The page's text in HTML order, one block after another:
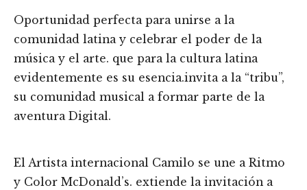
Oportunidad perfecta para unirse a la
comunidad latina y celebrar el poder de la
música y el arte. que para la cultura latina
evidentemente es su esencia.invita a la “tribu”,
su comunidad musical a formar parte de la
aventura Digital.
El Artista internacional Camilo se une a Ritmo
y Color McDonald’s. extiende la invitación a